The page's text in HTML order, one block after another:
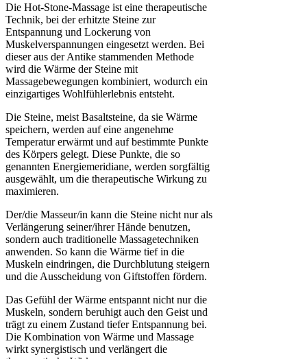
Die Hot-Stone-Massage ist eine therapeutische
Technik, bei der erhitzte Steine zur
Entspannung und Lockerung von
Muskelverspannungen eingesetzt werden. Bei
dieser aus der Antike stammenden Methode
wird die Wärme der Steine mit
Massagebewegungen kombiniert, wodurch ein
einzigartiges Wohlfühlerlebnis entsteht.
Die Steine, meist Basaltsteine, da sie Wärme
speichern, werden auf eine angenehme
Temperatur erwärmt und auf bestimmte Punkte
des Körpers gelegt. Diese Punkte, die so
genannten Energiemeridiane, werden sorgfältig
ausgewählt, um die therapeutische Wirkung zu
maximieren.
Der/die Masseur/in kann die Steine nicht nur als
Verlängerung seiner/ihrer Hände benutzen,
sondern auch traditionelle Massagetechniken
anwenden. So kann die Wärme tief in die
Muskeln eindringen, die Durchblutung steigern
und die Ausscheidung von Giftstoffen fördern.
Das Gefühl der Wärme entspannt nicht nur die
Muskeln, sondern beruhigt auch den Geist und
trägt zu einem Zustand tiefer Entspannung bei.
Die Kombination von Wärme und Massage
wirkt synergistisch und verlängert die